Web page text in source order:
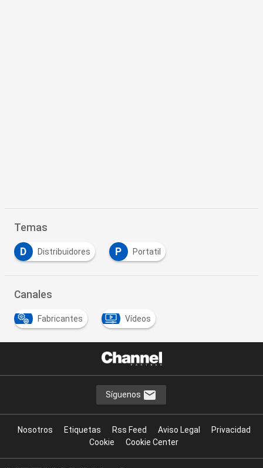
Temas
D Distribuidores P Portatil
Canales
Fabricantes Vídeos
Síguenos
Nosotros Etiquetas Rss Feed Aviso Legal
Privacidad
Cookie
Cookie Center